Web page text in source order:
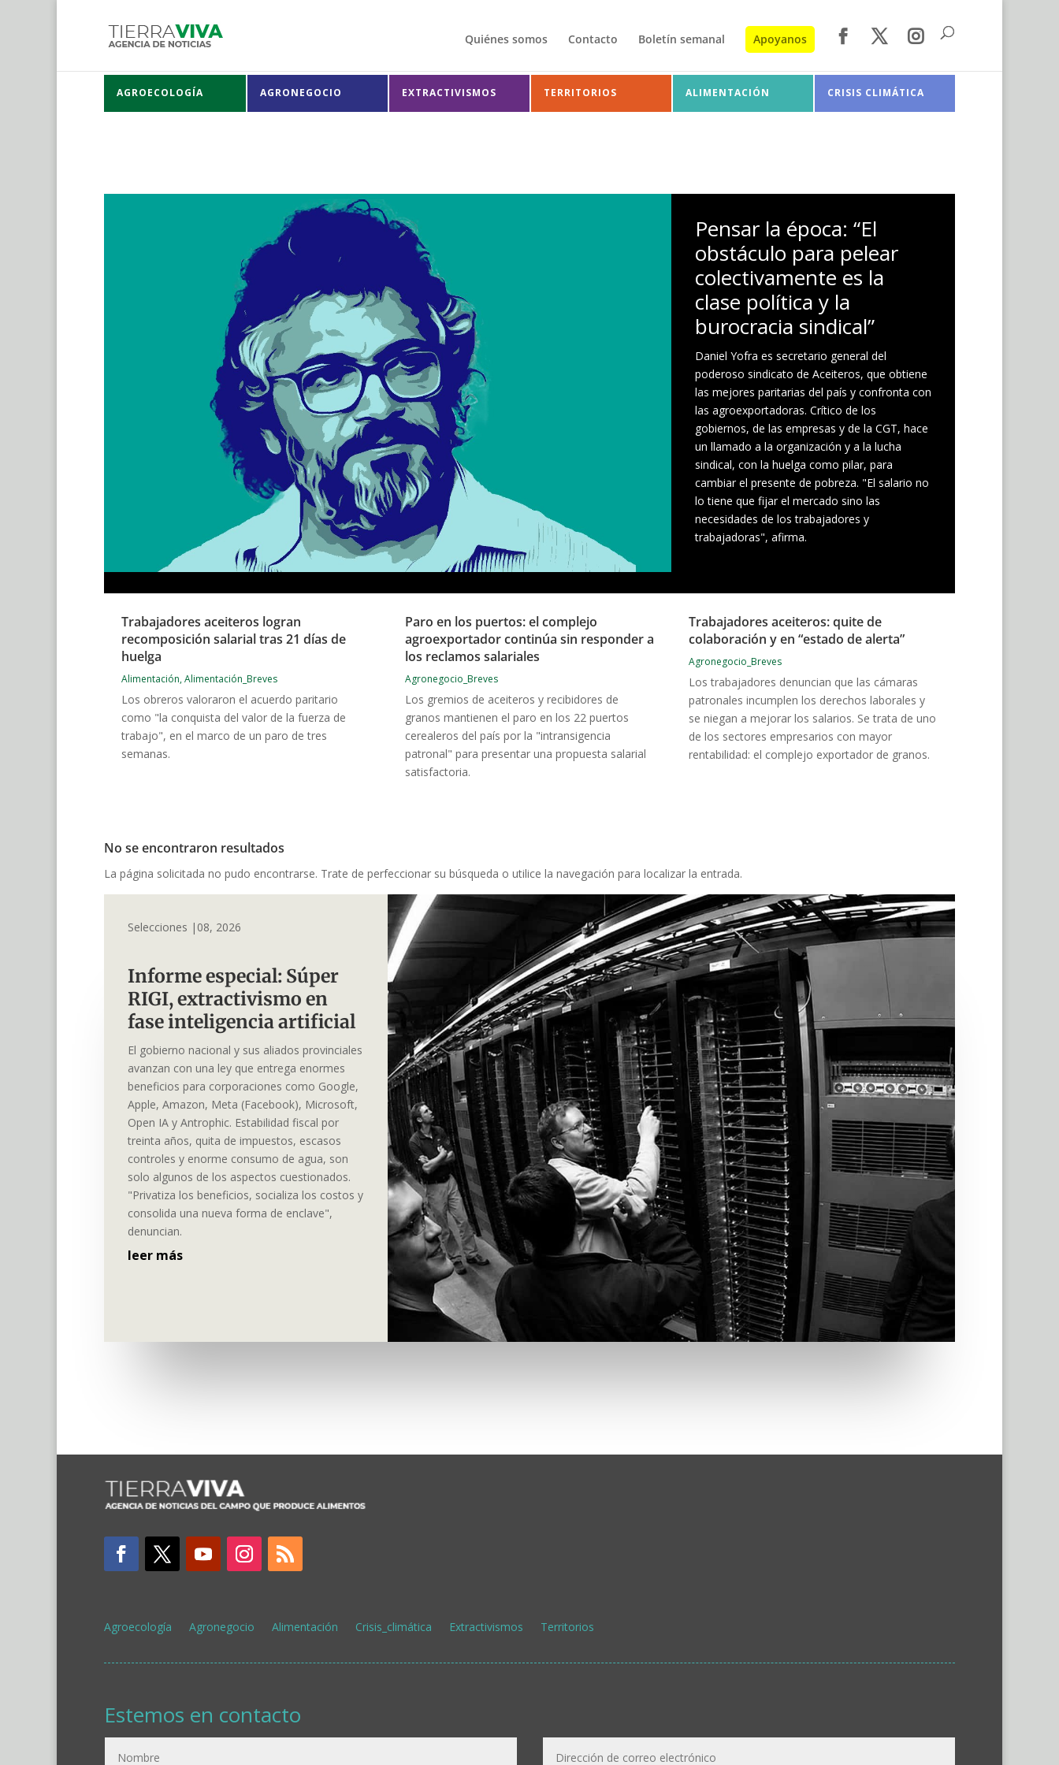
Quiénes somos Contacto Boletín semanal Apoyanos
AGROECOLOGÍA AGRONEGOCIO EXTRACTIVISMOS TERRITORIOS ALIMENTACIÓN CRISIS CLIMÁTICA
Pensar la época: “El
obstáculo para pelear
colectivamente es la
clase política y la
burocracia sindical”
Daniel Yofra es secretario general del
poderoso sindicato de Aceiteros, que obtiene
las mejores paritarias del país y confronta con
las agroexportadoras. Crítico de los
gobiernos, de las empresas y de la CGT, hace
un llamado a la organización y a la lucha
sindical, con la huelga como pilar, para
cambiar el presente de pobreza. "El salario no
lo tiene que fijar el mercado sino las
necesidades de los trabajadores y
trabajadoras", afirma.
Trabajadores aceiteros logran
recomposición salarial tras 21 días de
huelga
Alimentación,Alimentación_Breves
Los obreros valoraron el acuerdo paritario
como "la conquista del valor de la fuerza de
trabajo", en el marco de un paro de tres
semanas.
Paro en los puertos: el complejo
agroexportador continúa sin responder a
los reclamos salariales
Agronegocio_Breves
Los gremios de aceiteros y recibidores de
granos mantienen el paro en los 22 puertos
cerealeros del país por la "intransigencia
patronal" para presentar una propuesta salarial
satisfactoria.
Trabajadores aceiteros: quite de
colaboración y en “estado de alerta”
Agronegocio_Breves
Los trabajadores denuncian que las cámaras
patronales incumplen los derechos laborales y
se niegan a mejorar los salarios. Se trata de uno
de los sectores empresarios con mayor
rentabilidad: el complejo exportador de granos.
No se encontraron resultados
La página solicitada no pudo encontrarse. Trate de perfeccionar su búsqueda o utilice la navegación para localizar la entrada.
Selecciones |08, 2026
Informe especial: Súper
RIGI, extractivismo en
fase inteligencia artificial
El gobierno nacional y sus aliados provinciales
avanzan con una ley que entrega enormes
beneficios para corporaciones como Google,
Apple, Amazon, Meta (Facebook), Microsoft,
Open IA y Antrophic. Estabilidad fiscal por
treinta años, quita de impuestos, escasos
controles y enorme consumo de agua, son
solo algunos de los aspectos cuestionados.
"Privatiza los beneficios, socializa los costos y
consolida una nueva forma de enclave",
denuncian.
leer más
Agroecología Agronegocio Alimentación Crisis_climática Extractivismos Territorios
Estemos en contacto